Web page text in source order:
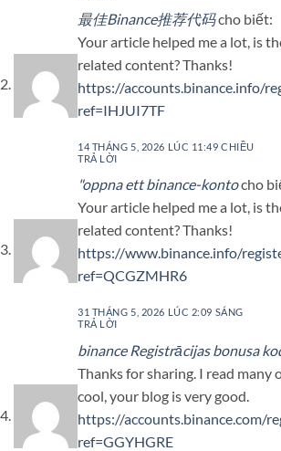
最佳Binance推荐代码cho biết:
Your article helped me a lot, is
related content? Thanks!
https://accounts.binance.info/
ref=IHJUI7TF
14 THÁNG 5, 2026 LÚC 11:49 CHIỀU
TRẢ LỜI
"oppna ett binance-kontocho
Your article helped me a lot, is
related content? Thanks!
https://www.binance.info/
ref=QCGZMHR6
31 THÁNG 5, 2026 LÚC 2:09 SÁNG
TRẢ LỜI
binance Registrācijas bonusa
Thanks for sharing. I read many
cool, your blog is very good.
https://accounts.binance.com/
ref=GGYHGRE